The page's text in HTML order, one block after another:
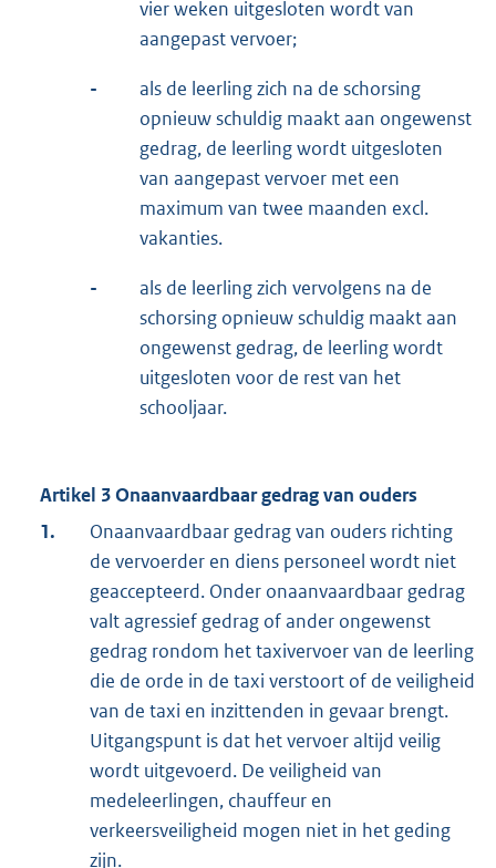
vier weken uitgesloten wordt van
aangepast vervoer;
-
als de leerling zich na de schorsing
opnieuw schuldig maakt aan ongewenst
gedrag, de leerling wordt uitgesloten
van aangepast vervoer met een
maximum van twee maanden excl.
vakanties.
-
als de leerling zich vervolgens na de
schorsing opnieuw schuldig maakt aan
ongewenst gedrag, de leerling wordt
uitgesloten voor de rest van het
schooljaar.
Artikel 3 Onaanvaardbaar gedrag van ouders
1.
Onaanvaardbaar gedrag van ouders richting
de vervoerder en diens personeel wordt niet
geaccepteerd. Onder onaanvaardbaar gedrag
valt agressief gedrag of ander ongewenst
gedrag rondom het taxivervoer van de leerling
die de orde in de taxi verstoort of de veiligheid
van de taxi en inzittenden in gevaar brengt.
Uitgangspunt is dat het vervoer altijd veilig
wordt uitgevoerd. De veiligheid van
medeleerlingen, chauffeur en
verkeersveiligheid mogen niet in het geding
zijn.